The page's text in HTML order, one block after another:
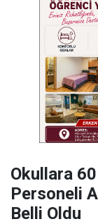
Okullara
Personeli
Belli Oldu